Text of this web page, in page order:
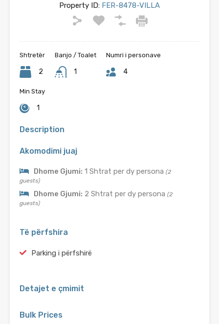
Property ID: FER-8478-VILLA
Shtretër
2
Banjo / Toalet
1
Numri i personave
4
Min Stay
1
Description
Akomodimi juaj
Dhome Gjumi: 1 Shtrat per dy persona (2
guests)
Dhome Gjumi: 2 Shtrat per dy persona (2
guests)
Të përfshira
Parking i përfshirë
Detajet e çmimit
Bulk Prices